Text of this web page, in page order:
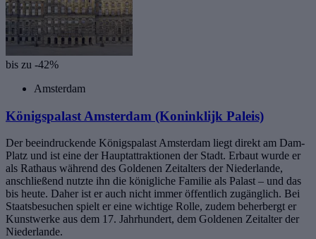
bis zu -42%
Amsterdam
Königspalast Amsterdam (Koninklijk Paleis)
Der beeindruckende Königspalast Amsterdam liegt direkt am Dam-
Platz und ist eine der Hauptattraktionen der Stadt. Erbaut wurde er
als Rathaus während des Goldenen Zeitalters der Niederlande,
anschließend nutzte ihn die königliche Familie als Palast – und das
bis heute. Daher ist er auch nicht immer öffentlich zugänglich. Bei
Staatsbesuchen spielt er eine wichtige Rolle, zudem beherbergt er
Kunstwerke aus dem 17. Jahrhundert, dem Goldenen Zeitalter der
Niederlande.